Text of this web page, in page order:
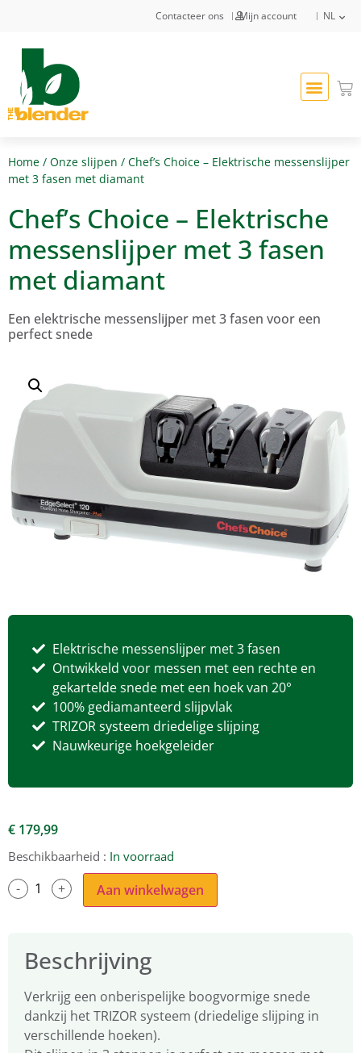
Contacteer ons Mijn account NL
Home / Onze slijpen / Chef’s Choice – Elektrische messenslijper
met 3 fasen met diamant
Chef’s Choice – Elektrische
messenslijper met 3 fasen
met diamant
Een elektrische messenslijper met 3 fasen voor een
perfect snede
Elektrische messenslijper met 3 fasen
Ontwikkeld voor messen met een rechte en
gekartelde snede met een hoek van 20°
100% gediamanteerd slijpvlak
TRIZOR systeem driedelige slijping
Nauwkeurige hoekgeleider
€ 179,99
Beschikbaarheid : In voorraad
Aan winkelwagen
Beschrijving
Verkrijg een onberispelijke boogvormige snede
dankzij het TRIZOR systeem (driedelige slijping in
verschillende hoeken).